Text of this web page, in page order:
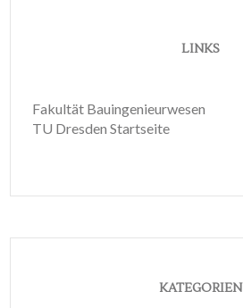
LINKS
Fakultät Bauingenieurwesen
TU Dresden Startseite
KATEGORIEN